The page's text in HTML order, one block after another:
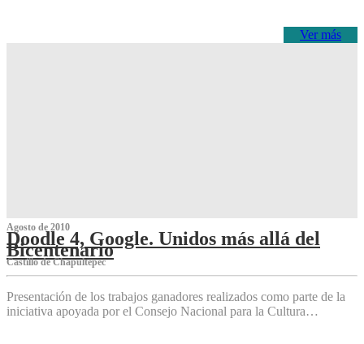
Ver más
Agosto de 2010
Doodle 4, Google. Unidos más allá del
Bicentenario
Castillo de Chapultepec
Presentación de los trabajos ganadores realizados como parte de la
iniciativa apoyada por el Consejo Nacional para la Cultura…